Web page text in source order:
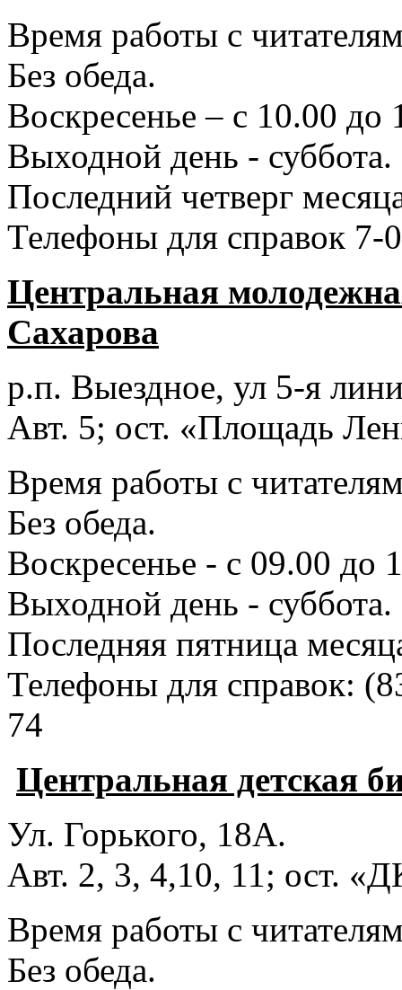
Время работы с
Без обеда.
Воскресенье – с 10.00 до
Выходной день - суббота.
Последний четверг
Телефоны для справок 7-
Центральная
Сахарова
р.п. Выездное, ул 5-я
Авт. 5; ост. «Площадь
Время работы с
Без обеда.
Воскресенье - с 09.00 до
Выходной день - суббота.
Последняя пятница
Телефоны для справок:
74
Центральная детская
Ул. Горького, 18А.
Авт. 2, 3, 4,10, 11; ост.
Время работы с
Без обеда.